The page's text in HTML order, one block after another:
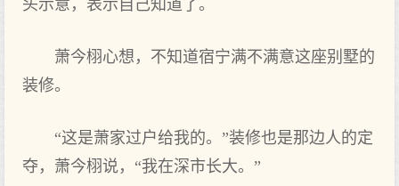
头示意，表示自己‌知道了。
萧今栩心想，不知道宿宁满不满意这‌座别墅的
装修。
“这是萧家过户给我的。”装修也是那边人的定
夺，萧今栩说，“我在深市长大。”